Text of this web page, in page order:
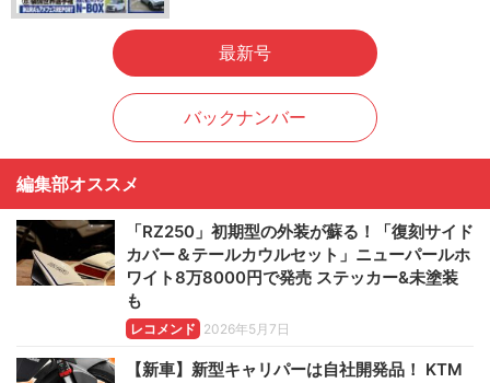
最新号
バックナンバー
編集部オススメ
「RZ250」初期型の外装が蘇る！「復刻サイド
カバー＆テールカウルセット」ニューパールホ
ワイト8万8000円で発売 ステッカー&未塗装
も
レコメンド 2026年5月7日
【新車】新型キャリパーは自社開発品！ KTM